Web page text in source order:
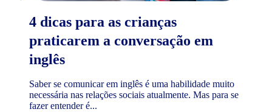
4 dicas para as crianças
praticarem a conversação em
inglês
Saber se comunicar em inglês é uma habilidade muito
necessária nas relações sociais atualmente. Mas para se
fazer entender é...